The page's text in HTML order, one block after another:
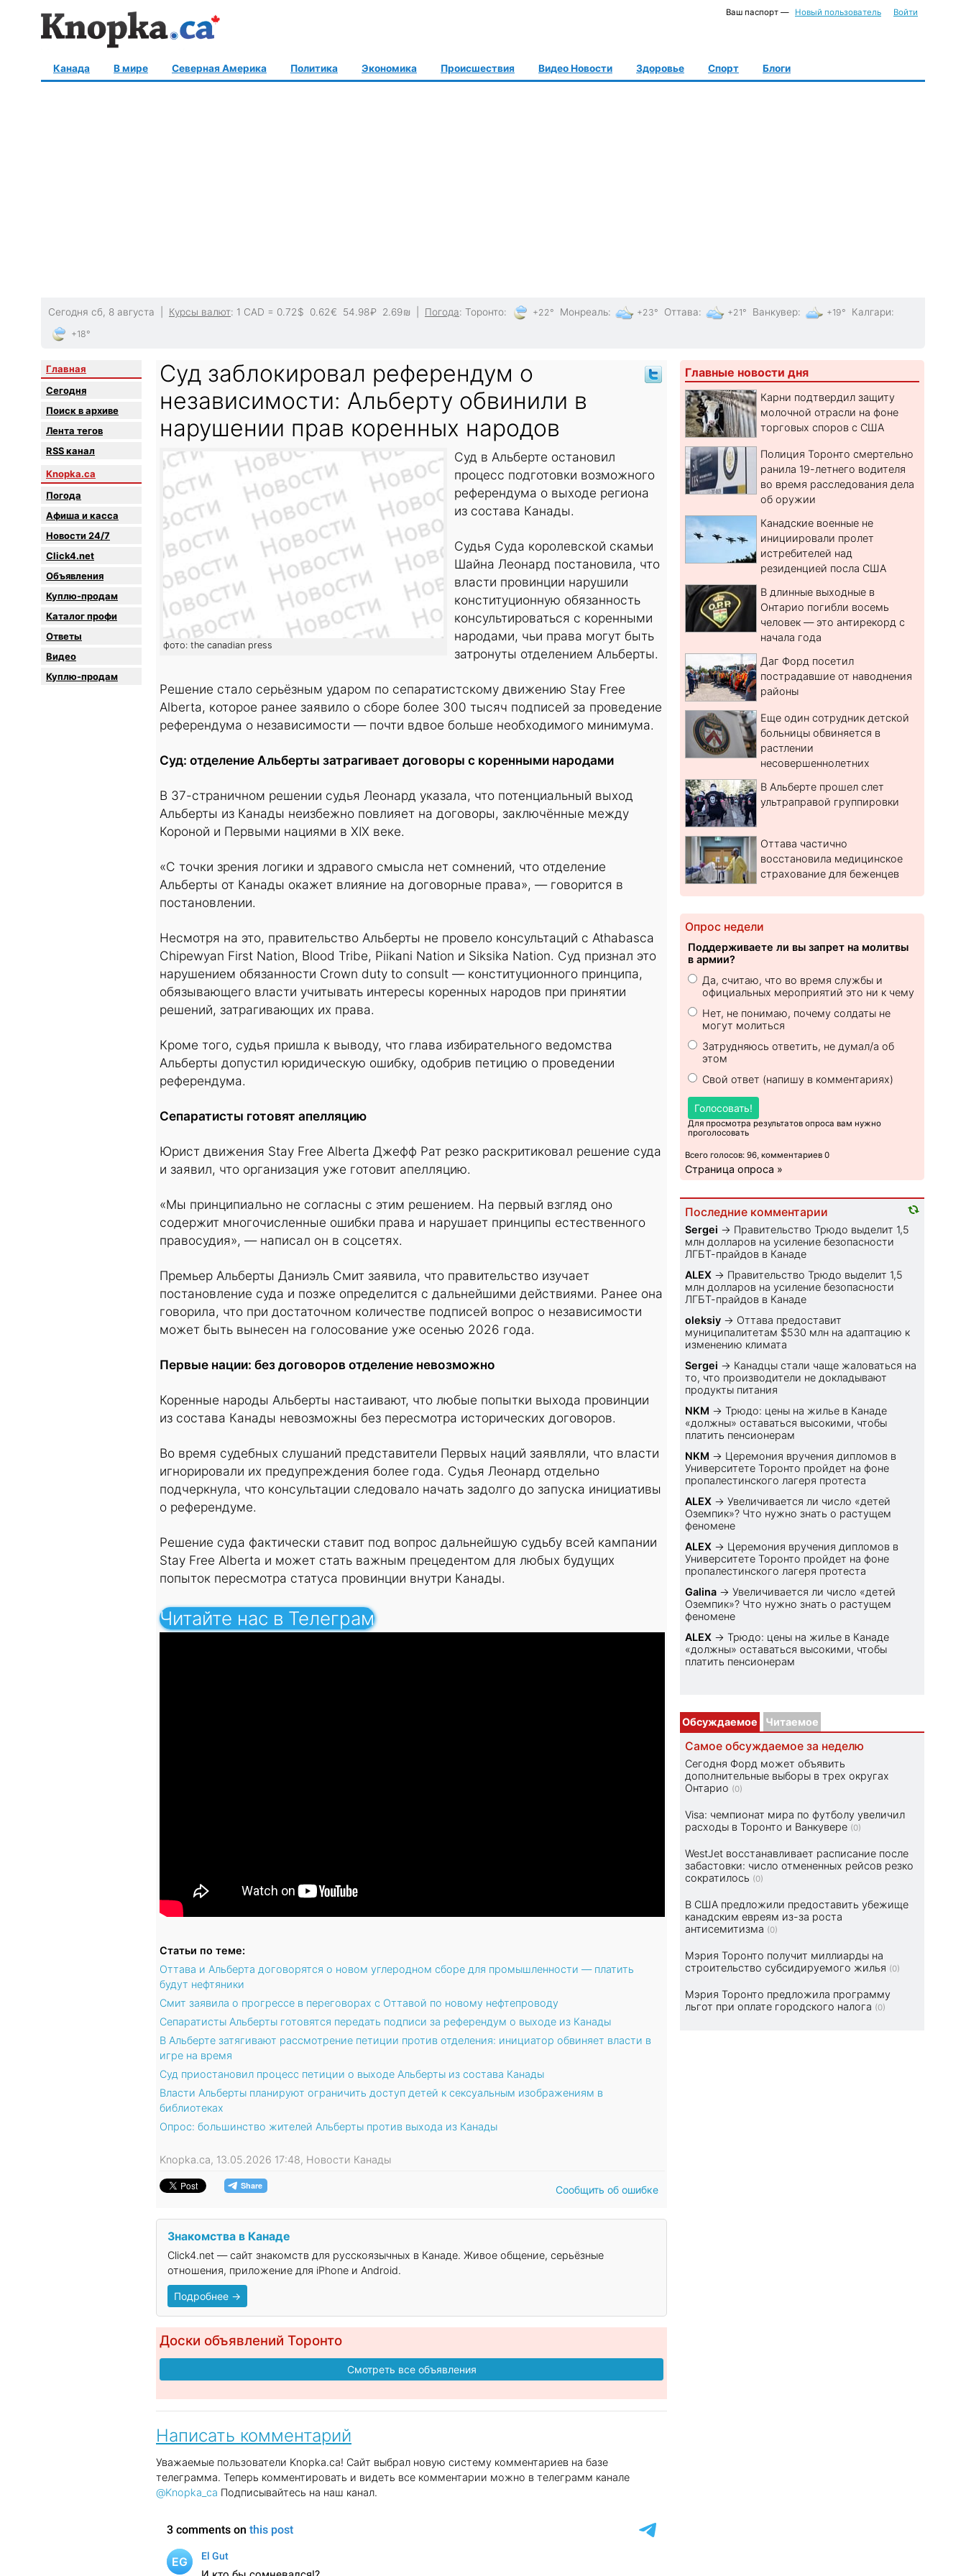
Ваш паспорт — Новый пользователь Войти
Канада В мире Северная Америка Политика Экономика Происшествия Видео Новости Здоровье Спорт Блоги
Сегодня сб, 8 августа | Курсы валют: 1 CAD = 0.72$ 0.62€ 54.98₽ 2.69₪ Погода: Торонто: +22° Монреаль: +23° Оттава: +21° Ванкувер: +19° Калгари:
+18°
Главная
Сегодня
Поиск в архиве
Лента тегов
RSS канал
Knopka.ca
Погода
Афиша и касса
Новости 24/7
Click4.net
Объявления
Куплю-продам
Каталог профи
Oтветы
Видео
Куплю-продам
Суд заблокировал референдум о
независимости: Альберту обвинили в
нарушении прав коренных народов
фото: the canadian press
Суд в Альберте остановил
процесс подготовки возможного
референдума о выходе региона
из состава Канады.
Судья Суда королевской скамьи
Шайна Леонард постановила, что
власти провинции нарушили
конституционную обязанность
консультироваться с коренными
народами, чьи права могут быть
затронуты отделением Альберты.
Решение стало серьёзным ударом по сепаратистскому движению Stay Free
Alberta, которое ранее заявило о сборе более 300 тысяч подписей за проведение
референдума о независимости — почти вдвое больше необходимого минимума.
Суд: отделение Альберты затрагивает договоры с коренными народами
В 37-страничном решении судья Леонард указала, что потенциальный выход
Альберты из Канады неизбежно повлияет на договоры, заключённые между
Короной и Первыми нациями в XIX веке.
«С точки зрения логики и здравого смысла нет сомнений, что отделение
Альберты от Канады окажет влияние на договорные права», — говорится в
постановлении.
Несмотря на это, правительство Альберты не провело консультаций с Athabasca
Chipewyan First Nation, Blood Tribe, Piikani Nation и Siksika Nation. Суд признал это
нарушением обязанности Crown duty to consult — конституционного принципа,
обязывающего власти учитывать интересы коренных народов при принятии
решений, затрагивающих их права.
Кроме того, судья пришла к выводу, что глава избирательного ведомства
Альберты допустил юридическую ошибку, одобрив петицию о проведении
референдума.
Сепаратисты готовят апелляцию
Юрист движения Stay Free Alberta Джефф Рат резко раскритиковал решение суда
и заявил, что организация уже готовит апелляцию.
«Мы принципиально не согласны с этим решением. На первый взгляд оно
содержит многочисленные ошибки права и нарушает принципы естественного
правосудия», — написал он в соцсетях.
Премьер Альберты Даниэль Смит заявила, что правительство изучает
постановление суда и позже определится с дальнейшими действиями. Ранее она
говорила, что при достаточном количестве подписей вопрос о независимости
может быть вынесен на голосование уже осенью 2026 года.
Первые нации: без договоров отделение невозможно
Коренные народы Альберты настаивают, что любые попытки выхода провинции
из состава Канады невозможны без пересмотра исторических договоров.
Во время судебных слушаний представители Первых наций заявляли, что власти
игнорировали их предупреждения более года. Судья Леонард отдельно
подчеркнула, что консультации следовало начать задолго до запуска инициативы
о референдуме.
Решение суда фактически ставит под вопрос дальнейшую судьбу всей кампании
Stay Free Alberta и может стать важным прецедентом для любых будущих
попыток пересмотра статуса провинции внутри Канады.
Читайте нас в Телеграм
Статьи по теме:
Оттава и Альберта договорятся о новом углеродном сборе для промышленности — платить
будут нефтяники
Смит заявила о прогрессе в переговорах с Оттавой по новому нефтепроводу
Сепаратисты Альберты готовятся передать подписи за референдум о выходе из Канады
В Альберте затягивают рассмотрение петиции против отделения: инициатор обвиняет власти в
игре на время
Суд приостановил процесс петиции о выходе Альберты из состава Канады
Власти Альберты планируют ограничить доступ детей к сексуальным изображениям в
библиотеках
Опрос: большинство жителей Альберты против выхода из Канады
Knopka.ca, 13.05.2026 17:48, Новости Канады
Сообщить об ошибке
Знакомства в Канаде
Click4.net — сайт знакомств для русскоязычных в Канаде. Живое общение, серьёзные
отношения, приложение для iPhone и Android.
Подробнее →
Доски объявлений Торонто
Смотреть все объявления
Написать комментарий
Уважаемые пользователи Knopka.ca! Сайт выбрал новую систему комментариев на базе
телеграмма. Теперь комментировать и видеть все комментарии можно в телеграмм канале
@Knopka_ca Подписывайтесь на наш канал.
Главные новости дня
Карни подтвердил защиту
молочной отрасли на фоне
торговых споров с США
Полиция Торонто смертельно
ранила 19-летнего водителя
во время расследования дела
об оружии
Канадские военные не
инициировали пролет
истребителей над
резиденцией посла США
В длинные выходные в
Онтарио погибли восемь
человек — это антирекорд с
начала года
Даг Форд посетил
пострадавшие от наводнения
районы
Еще один сотрудник детской
больницы обвиняется в
растлении
несовершеннолетних
В Альберте прошел слет
ультраправой группировки
Оттава частично
восстановила медицинское
страхование для беженцев
Опрос недели
Поддерживаете ли вы запрет на молитвы
в армии?
Да, считаю, что во время службы и
официальных мероприятий это ни к чему
Нет, не понимаю, почему солдаты не
могут молиться
Затрудняюсь ответить, не думал/а об
этом
Свой ответ (напишу в комментариях)
Голосовать!
Для просмотра результатов опроса вам нужно
проголосовать
Всего голосов: 96, комментариев 0
Страница опроса »
Последние комментарии
Sеrgei → Правительство Трюдо выделит 1,5
млн долларов на усиление безопасности
ЛГБТ-прайдов в Канаде
ALEX → Правительство Трюдо выделит 1,5
млн долларов на усиление безопасности
ЛГБТ-прайдов в Канаде
oleksiy → Оттава предоставит
муниципалитетам $530 млн на адаптацию к
изменению климата
Sеrgei → Канадцы стали чаще жаловаться на
то, что производители не докладывают
продукты питания
NKM →Трюдо: цены на жилье в Канаде
«должны» оставаться высокими, чтобы
платить пенсионерам
NKM → Церемония вручения дипломов в
Университете Торонто пройдет на фоне
пропалестинского лагеря протеста
ALEX →Увеличивается ли число «детей
Оземпик»? Что нужно знать о растущем
феномене
ALEX → Церемония вручения дипломов в
Университете Торонто пройдет на фоне
пропалестинского лагеря протеста
Galina →Увеличивается ли число «детей
Оземпик»? Что нужно знать о растущем
феномене
ALEX →Трюдо: цены на жилье в Канаде
«должны» оставаться высокими, чтобы
платить пенсионерам
Обсуждаемое Читаемое
Самое обсуждаемое за неделю
Сегодня Форд может объявить
дополнительные выборы в трех округах
Онтарио (0)
Visa: чемпионат мира по футболу увеличил
расходы в Торонто и Ванкувере (0)
WestJet восстанавливает расписание после
забастовки: число отмененных рейсов резко
сократилось (0)
В США предложили предоставить убежище
канадским евреям из-за роста
антисемитизма (0)
Мэрия Торонто получит миллиарды на
строительство субсидируемого жилья (0)
Мэрия Торонто предложила программу
льгот при оплате городского налога (0)